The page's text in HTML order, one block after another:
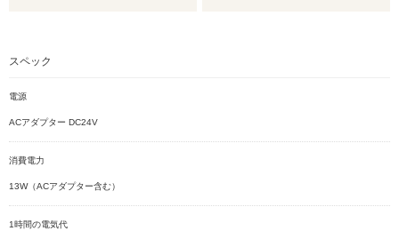
スペック
電源
ACアダプター DC24V
消費電力
13W（ACアダプター含む）
1時間の電気代